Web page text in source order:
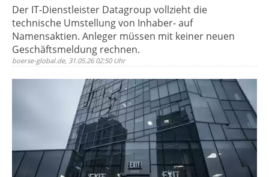
Der IT-Dienstleister Datagroup vollzieht die
technische Umstellung von Inhaber- auf
Namensaktien. Anleger müssen mit keiner neuen
Geschäftsmeldung rechnen.
boerse-global.de, 31.05.26 02:50 Uhr